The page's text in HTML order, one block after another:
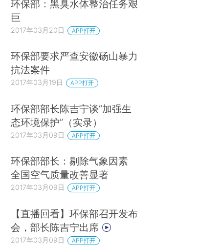
环保部：黑臭水体整治任务艰
巨
2017年03月20日 APP打开
环保部要求严查安徽砀山暴力
抗法案件
2017年03月19日 APP打开
环保部部长陈吉宁谈“加强生
态环境保护”（实录）
2017年03月09日 APP打开
环保部部长：剔除气象因素
全国空气质量改善显著
2017年03月09日 APP打开
【直播回看】环保部召开发布
会，部长陈吉宁出席
2017年03月09日 APP打开